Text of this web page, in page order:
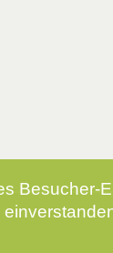
Besucher-